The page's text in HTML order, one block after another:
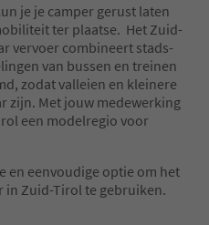
je je camper gerust laten
ter plaatse. Het Zuid-
vervoer combineert stads-
van bussen en treinen
zodat valleien en kleinere
zijn. Met jouw medewerking
een modelregio voor
en eenvoudige optie om het
in Zuid-Tirol te gebruiken.